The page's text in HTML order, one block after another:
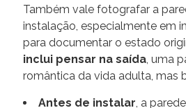
Também vale fotografar a
instalação, especialmente em
para documentar o estado
inclui pensar na saída , uma
romântica da vida adulta, mas
Antes de instalar , a